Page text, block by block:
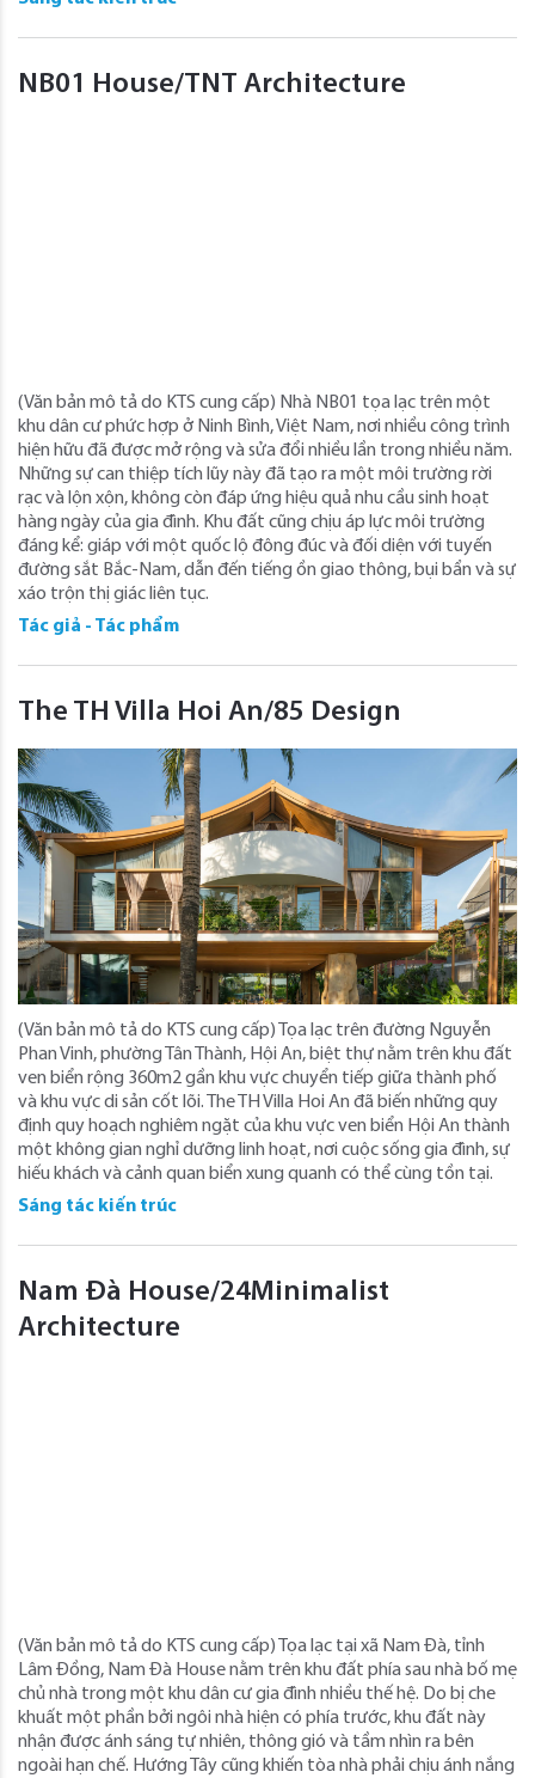
NB01 House/TNT Architecture
(Văn bản mô tả do KTS cung cấp) Nhà NB01 tọa lạc trên một
khu dân cư phức hợp ở Ninh Bình, Việt Nam, nơi nhiều công trình
hiện hữu đã được mở rộng và sửa đổi nhiều lần trong nhiều năm.
Những sự can thiệp tích lũy này đã tạo ra một môi trường rời
rạc và lộn xộn, không còn đáp ứng hiệu quả nhu cầu sinh hoạt
hàng ngày của gia đình. Khu đất cũng chịu áp lực môi trường
đáng kể: giáp với một quốc lộ đông đúc và đối diện với tuyến
đường sắt Bắc-Nam, dẫn đến tiếng ồn giao thông, bụi bẩn và sự
xáo trộn thị giác liên tục.
Tác giả - Tác phẩm
The TH Villa Hoi An/85 Design
(Văn bản mô tả do KTS cung cấp) Tọa lạc trên đường Nguyễn
Phan Vinh, phường Tân Thành, Hội An, biệt thự nằm trên khu đất
ven biển rộng 360m2 gần khu vực chuyển tiếp giữa thành phố
và khu vực di sản cốt lõi. The TH Villa Hoi An đã biến những quy
định quy hoạch nghiêm ngặt của khu vực ven biển Hội An thành
một không gian nghỉ dưỡng linh hoạt, nơi cuộc sống gia đình, sự
hiếu khách và cảnh quan biển xung quanh có thể cùng tồn tại.
Sáng tác kiến trúc
Nam Đà House/24Minimalist
Architecture
(Văn bản mô tả do KTS cung cấp) Tọa lạc tại xã Nam Đà, tỉnh
Lâm Đồng, Nam Đà House nằm trên khu đất phía sau nhà bố mẹ
chủ nhà trong một khu dân cư gia đình nhiều thế hệ. Do bị che
khuất một phần bởi ngôi nhà hiện có phía trước, khu đất này
nhận được ánh sáng tự nhiên, thông gió và tầm nhìn ra bên
ngoài hạn chế. Hướng Tây cũng khiến tòa nhà phải chịu ánh nắng